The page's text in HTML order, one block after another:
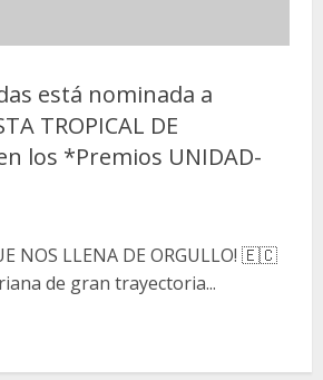
está nominada a
TROPICAL DE
los *Premios UNIDAD-
NOS LLENA DE ORGULLO! 🇪🇨
de gran trayectoria...